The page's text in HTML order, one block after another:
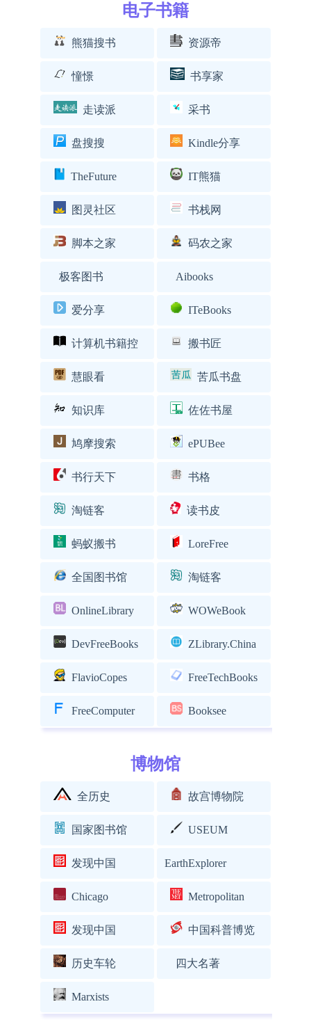
电子书籍
熊猫搜书 资源帝
憧憬 书享家
走读派 采书
盘搜搜 Kindle分享
TheFuture IT熊猫
图灵社区 书栈网
脚本之家 码农之家
极客图书 Aibooks
爱分享 ITeBooks
计算机书籍控 搬书匠
慧眼看 苦瓜书盘
知识库 佐佐书屋
鸠摩搜索 ePUBee
书行天下 书格
淘链客 读书皮
蚂蚁搬书 LoreFree
全国图书馆 淘链客
OnlineLibrary WOWeBook
DevFreeBooks ZLibrary.China
FlavioCopes FreeTechBooks
FreeComputer Booksee
博物馆
全历史 故宫博物院
国家图书馆 USEUM
发现中国 EarthExplorer
Chicago Metropolitan
发现中国 中国科普博览
历史车轮 四大名著
Marxists